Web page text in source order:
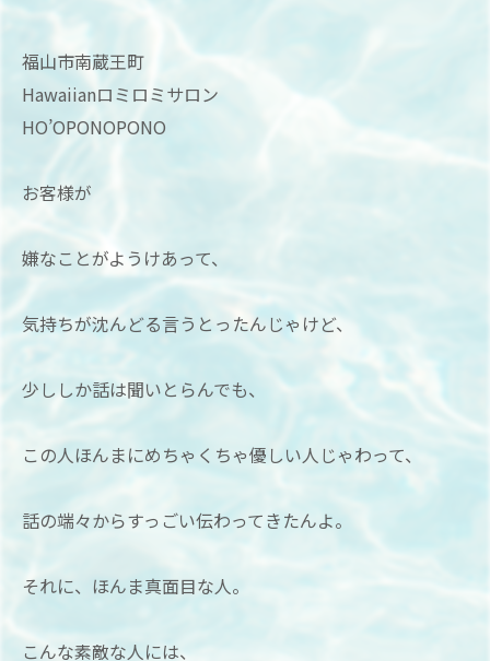
⁡福山市南蔵王町
Hawaiianロミロミサロン
HO’OPONOPONO
お客様が
嫌なことがようけあって、
気持ちが沈んどる言うとったんじゃけど、
少ししか話は聞いとらんでも、
この人ほんまにめちゃくちゃ優しい人じゃわって、
話の端々からすっごい伝わってきたんよ。
それに、ほんま真面目な人。
こんな素敵な人には、